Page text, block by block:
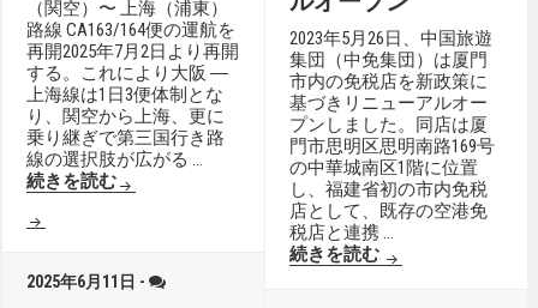
（関空）〜 上海（浦東）
路線 CA163/164便の運航を
再開2025年7月2日より再開
する。これにより大阪 ―
上海線は1日3便体制とな
り、関空から上海、更に
乗り継ぎで第三国行き路
線の選択肢が広がる …
続きを読む
2025年6月11日 -
2023年5月26日、中国旅遊
集団（中免集団）は厦門
市内の免税店を新政策に
基づきリニューアルオー
プンしました。同店は厦
門市思明区思明南路169号
の中華城南区1階に位置
し、福建省初の市内免税
店として、既存の空港免
税店と連携 …
続きを読む 中免集団、厦門